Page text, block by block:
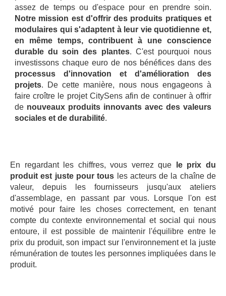
assez de temps ou d'espace pour en prendre soin.
Notre mission est d'offrir des produits pratiques et
modulaires qui s'adaptent à leur vie quotidienne et,
en même temps, contribuent à une conscience
durable du soin des plantes. C'est pourquoi nous
investissons chaque euro de nos bénéfices dans des
processus d'innovation et d'amélioration des
projets. De cette manière, nous nous engageons à
faire croître le projet CitySens afin de continuer à offrir
de nouveaux produits innovants avec des valeurs
sociales et de durabilité.
En regardant les chiffres, vous verrez que
le prix du
produit est juste pour tous les acteurs de la chaîne de
valeur, depuis les fournisseurs jusqu'aux ateliers
d'assemblage, en passant par vous. Lorsque l'on est
motivé pour faire les choses correctement, en tenant
compte du contexte environnemental et social qui nous
entoure, il est possible de maintenir l'équilibre entre le
prix du produit, son impact sur l'environnement et la juste
rémunération de toutes les personnes impliquées dans le
produit.